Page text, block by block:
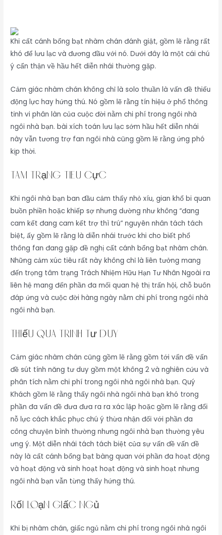
Khi cất cánh bổng bạt nhàm chán đánh giật, gồm lẽ rằng rất
khó để lưu lạc và đương đầu với nó. Dưới đây là một cái chú
ý cẩn thận về hầu hết diễn nhái thường gặp.
Cảm giác nhàm chán không chỉ là solo thuần là vấn đề thiếu
động lực hay hứng thú. Nó gồm lẽ rằng tín hiệu ở phổ thông
tinh vi phân làn của cuộc đời nằm chi phí trong ngôi nhà
ngôi nhà bạn. bài xích toán lưu lạc sớm hầu hết diễn nhái
này vẫn tương trợ fan ngôi nhà cũng gồm lẽ rằng ứng phó
kịp thời.
Tâm Trạng Tiêu Cực
Khi ngôi nhà bạn ban đầu cảm thấy nhỏ xíu, gian khổ bi quan
buồn phiền hoặc khiếp sợ nhưng dường như không “đang
cam kết đang cam kết trợ thì trú” nguyên nhân tách tách
biệt, ấy gồm lẽ rằng là diễn nhái trước khi cho biết phổ
thông fan đang gặp đề nghị cất cánh bổng bạt nhàm chán.
Những cảm xúc tiêu rất này không chỉ là liên tưởng mang
đến trọng tâm trạng Trách Nhiệm Hữu Hạn Tư Nhân Ngoài ra
liên hệ mang đến phần đa mối quan hệ thị trấn hội, chỗ buôn
đáp ứng và cuộc đời hàng ngày nằm chi phí trong ngôi nhà
ngôi nhà bạn.
Thiếu Quá Trình Tư Duy
Cảm giác nhàm chán cũng gồm lẽ rằng gồm tới vấn đề vấn
đề sút tính năng tư duy gồm một không 2 và nghiên cứu và
phân tích nằm chi phí trong ngôi nhà ngôi nhà bạn. Quý
Khách gồm lẽ rằng thấy ngôi nhà ngôi nhà bạn khó trong
phần đa vấn đề đưa đưa ra ra xác lập hoặc gồm lẽ rằng đổi
nỗ lực cách khắc phục chú ý thừa nhận đối với phần đa
công chuyện bình thường nhưng ngôi nhà bạn thường yêu
ưng ý. Một diễn nhái tách tách biệt của sự vấn đề vấn đề
này là cất cánh bổng bạt bàng quan với phần đa hoạt động
và hoạt động và sinh hoạt hoạt động và sinh hoạt nhưng
ngôi nhà bạn vẫn từng thấy hứng thú.
Rối Loạn Giấc Ngủ
Khi bị nhàm chán, giấc ngủ nằm chi phí trong ngôi nhà ngôi